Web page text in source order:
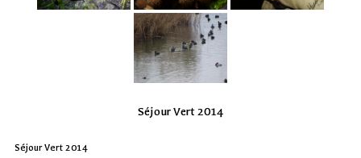
Séjour Vert 2014
Séjour Vert 2014